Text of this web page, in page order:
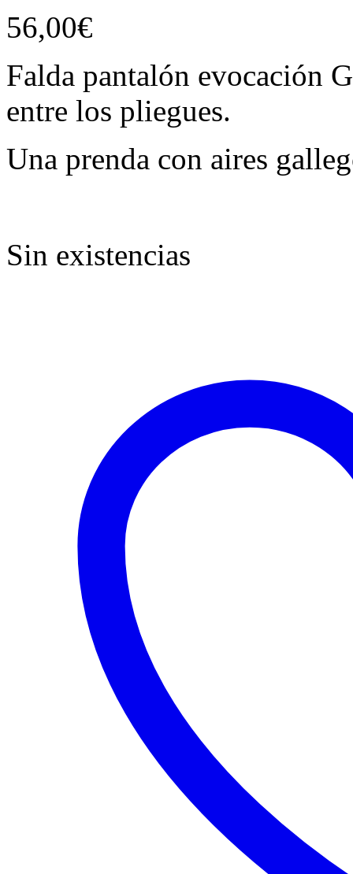
56,00€
Falda pantalón evocación
entre los pliegues.
Una prenda con aires
Sin existencias